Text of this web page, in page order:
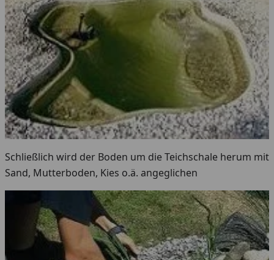
Schließlich wird der Boden um die Teichschale herum mit
Sand, Mutterboden, Kies o.ä. angeglichen